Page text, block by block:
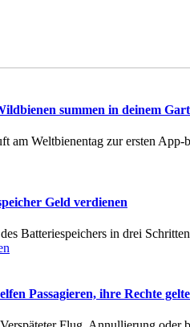
summen in deinem
am Weltbienentag zur ersten
Geld verdienen
Batteriespeichers in drei
Passagieren, ihre Rechte